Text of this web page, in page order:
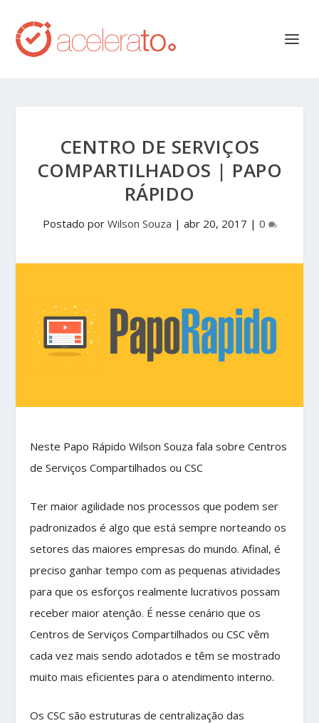
CENTRO DE SERVIÇOS
COMPARTILHADOS | PAPO
RÁPIDO
Postado por Wilson Souza | abr 20, 2017 | 0
Neste Papo Rápido Wilson Souza fala sobre Centros
de Serviços Compartilhados ou CSC
Ter maior agilidade nos processos que podem ser
padronizados é algo que está sempre norteando os
setores das maiores empresas do mundo. Afinal, é
preciso ganhar tempo com as pequenas atividades
para que os esforços realmente lucrativos possam
receber maior atenção. É nesse cenário que os
Centros de Serviços Compartilhados ou CSC vêm
cada vez mais sendo adotados e têm se mostrado
muito mais eficientes para o atendimento interno.
Os CSC são estruturas de centralização das